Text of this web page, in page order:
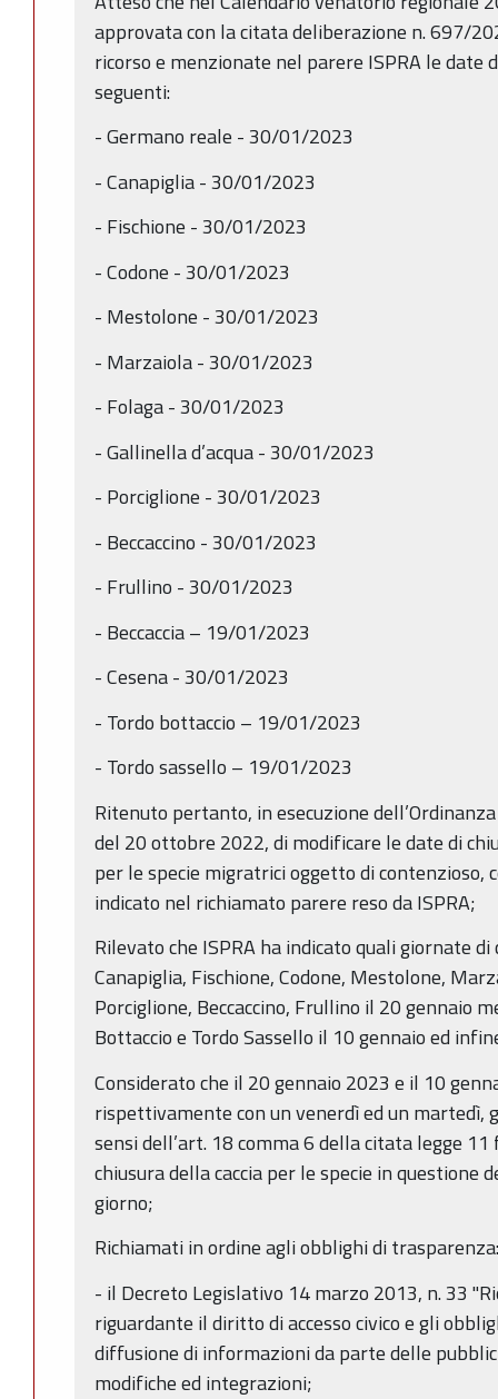
approvata con la citata deliberazione n. 697/
ricorso e menzionate nel parere ISPRA le date
seguenti:
- Germano reale - 30/01/2023
- Canapiglia - 30/01/2023
- Fischione - 30/01/2023
- Codone - 30/01/2023
- Mestolone - 30/01/2023
- Marzaiola - 30/01/2023
- Folaga - 30/01/2023
- Gallinella d’acqua - 30/01/2023
- Porciglione - 30/01/2023
- Beccaccino - 30/01/2023
- Frullino - 30/01/2023
- Beccaccia – 19/01/2023
- Cesena - 30/01/2023
- Tordo bottaccio – 19/01/2023
- Tordo sassello – 19/01/2023
Ritenuto pertanto, in esecuzione
del 20 ottobre 2022, di modificare le date di
per le specie migratrici oggetto di contenzioso,
indicato nel richiamato parere reso da ISPRA;
Rilevato che ISPRA ha indicato quali giornate
Canapiglia, Fischione, Codone, Mestolone,
Porciglione, Beccaccino, Frullino il 20 gennaio
Bottaccio e Tordo Sassello il 10 gennaio ed
Considerato che il 20 gennaio 2023 e il 10
rispettivamente con un venerdì ed un martedì,
sensi dell’art. 18 comma 6 della citata legge
chiusura della caccia per le specie in questione
giorno;
Richiamati in ordine agli obblighi di trasparenza:
- il Decreto Legislativo 14 marzo 2013, n. 33
riguardante il diritto di accesso civico e gli
diffusione di informazioni da parte delle
modifiche ed integrazioni;